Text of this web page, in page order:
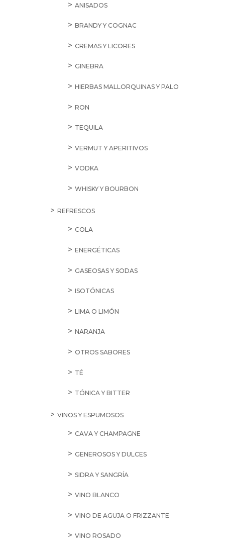
ANISADOS
BRANDY Y COGNAC
CREMAS Y LICORES
GINEBRA
HIERBAS MALLORQUINAS Y PALO
RON
TEQUILA
VERMUT Y APERITIVOS
VODKA
WHISKY Y BOURBON
REFRESCOS
COLA
ENERGÉTICAS
GASEOSAS Y SODAS
ISOTÓNICAS
LIMA O LIMÓN
NARANJA
OTROS SABORES
TÉ
TÓNICA Y BITTER
VINOS Y ESPUMOSOS
CAVA Y CHAMPAGNE
GENEROSOS Y DULCES
SIDRA Y SANGRÍA
VINO BLANCO
VINO DE AGUJA O FRIZZANTE
VINO ROSADO